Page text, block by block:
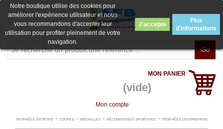
Go
MON PANIER
(vide)
Mon compte
TROPHÉES SPORTIFS- COUPES- MÉDAILLES- RÉCOMPENSES SPORTIVES- TROPHÉES D'ENTREPRISE
Notre boutique utilise des cookies pour
améliorer l'expérience utilisateur et nous
vous recommandons d'accepter leur
utilisation pour profiter pleinement de votre
navigation.
J'accepte
Plus
d'informations